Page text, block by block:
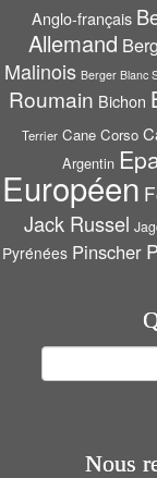
Anglo-français
Allemand
Malinois Berger Blanc
Roumain Bichon
Terrier Cane Corso
Argentin
Européen
Jack Russel
Pyrénées Pinscher
Nous